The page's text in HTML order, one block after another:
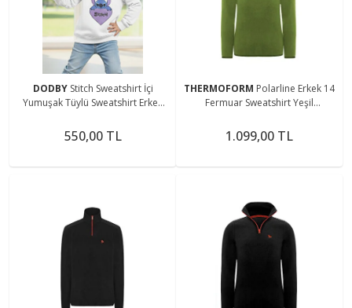
DODBY Stitch Sweatshirt İçi
Yumuşak Tüylü Sweatshirt Erkek
Stitch Kıyafet
550,00 TL
THERMOFORM Polarline Erkek 14
Fermuar Sweatshirt Yeşil
1.099,00 TL